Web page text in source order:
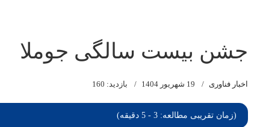
جشن بیست سالگی جوملا
اخبار فناوری 19 شهریور 1404 بازدید: 160
(زمان تقریبی مطالعه: 3 - 5 دقیقه)